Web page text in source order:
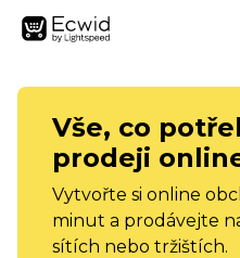
Vše, co
prodeji
Vytvořte si online
minut a prodávejte
sítích nebo tržištích.